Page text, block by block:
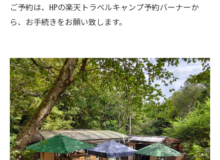
ご予約は、HPの楽天トラベルキャンプ予約バーナーか
ら、お手続きをお願い致します。